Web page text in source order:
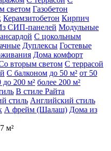
светом Газобетон
Керамзитобетон Кирпич
СИП-панелей Модульные
C цокольным
Дуплексы Гостевые
Дома комфорт
вторым светом С террасой
С балконом до 50 м² от 50
до 200 м² более 200 м²
В стиле Райта
стиль Английский стиль
А фрейм (Шалаш) Дома из
м²